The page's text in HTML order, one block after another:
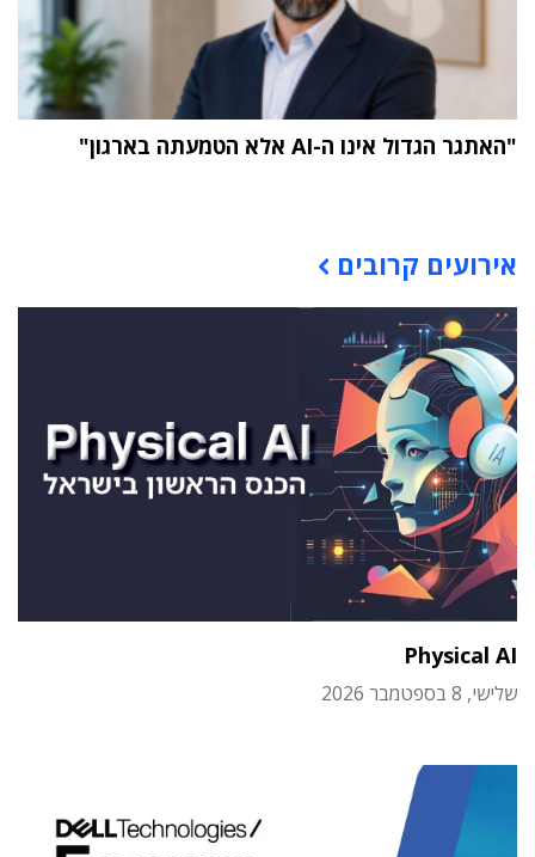
"האתגר הגדול אינו ה-AI אלא הטמעתה בארגון"
אירועים קרובים
Physical AI
שלישי, 8 בספטמבר 2026